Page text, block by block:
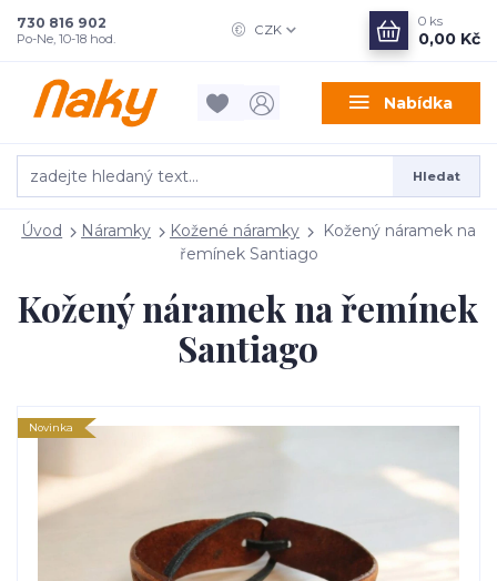
Nabídka
CZK
Hledat
730 816 902
Po-Ne, 10-18 hod.
0 ks
0,00 Kč
Úvod Náramky Kožené náramky
Kožený náramek na
řemínek Santiago
Kožený náramek na řemínek
Santiago
Novinka